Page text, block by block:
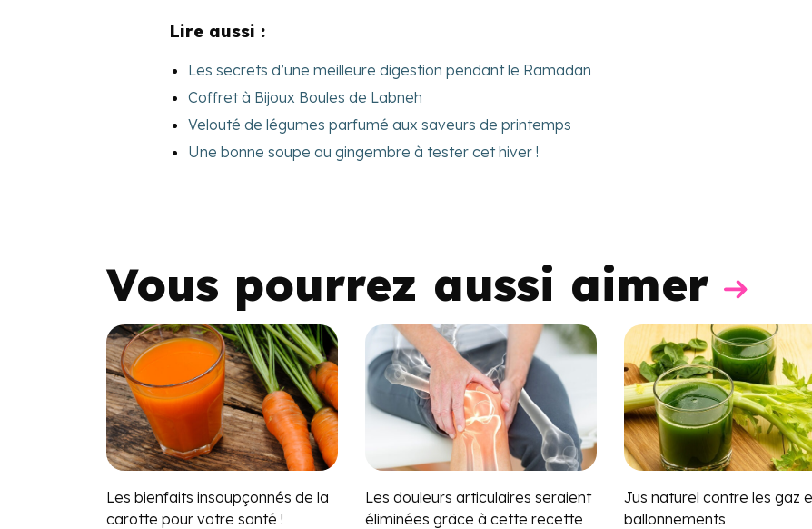
Lire aussi :
Les secrets d’une meilleure digestion pendant le Ramadan
Coffret à Bijoux Boules de Labneh
Velouté de légumes parfumé aux saveurs de printemps
Une bonne soupe au gingembre à tester cet hiver !
Vous pourrez aussi aimer
Les bienfaits insoupçonnés de la
carotte pour votre santé !
Les douleurs articulaires seraient
éliminées grâce à cette recette
Jus naturel contre les gaz
ballonnements